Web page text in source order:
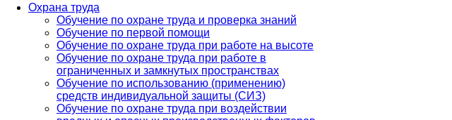
Охрана труда
Обучение по охране труда и проверка знаний
Обучение по первой помощи
Обучение по охране труда при работе на высоте
Обучение по охране труда при работе в
ограниченных и замкнутых пространствах
Обучение по использованию (применению)
средств индивидуальной защиты (СИЗ)
Обучение по охране труда при воздействии